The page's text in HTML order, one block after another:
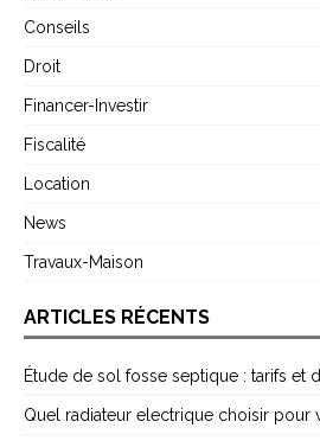
Conseils
Droit
Financer-Investir
Fiscalité
Location
News
Travaux-Maison
ARTICLES RÉCENTS
Étude de sol fosse septique : tarifs et
Quel radiateur electrique choisir pour